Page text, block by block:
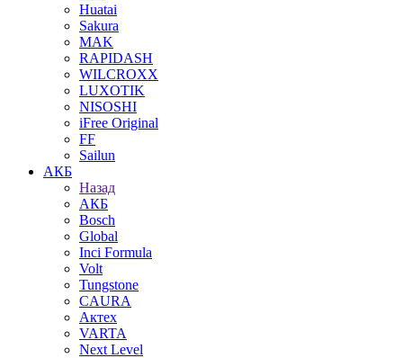
Huatai
Sakura
MAK
RAPIDASH
WILCROXX
LUXOTIK
NISOSHI
iFree Original
FF
Sailun
АКБ
Назад
АКБ
Bosch
Global
Inci Formula
Volt
Tungstone
CAURA
Актех
VARTA
Next Level